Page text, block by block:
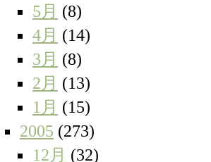
5月 (8)
4月 (14)
3月 (8)
2月 (13)
1月 (15)
2005 (273)
12月 (32)